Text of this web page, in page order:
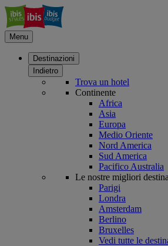
Menu
Destinazioni
Indietro
Trova un hotel
Continente
Africa
Asia
Europa
Medio Oriente
Nord America
Sud America
Pacifico Australia
Le nostre migliori
Parigi
Londra
Amsterdam
Berlino
Bruxelles
Vedi tutte le